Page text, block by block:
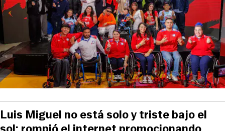
Luis Miguel no está solo y triste bajo el